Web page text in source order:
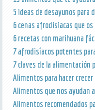
5 ideas de desayunos para
6 cenas afrodisiacas que
6 recetas con marihuana
7 afrodisíacos potentes
7 claves de la alimentación
Alimentos para hacer
Alimentos que nos ayudan
Alimentos recomendados